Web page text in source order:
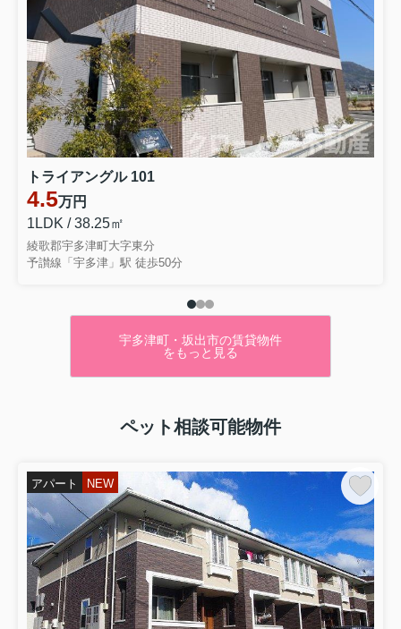
トライアングル 101
4.5万円
1LDK / 38.25㎡
綾歌郡宇多津町大字東分
予讃線「宇多津」駅 徒歩50分
宇多津町・坂出市の賃貸物件
をもっと見る
ペット相談可能物件
アパート NEW